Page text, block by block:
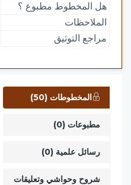
هل المخطوط مطبوع ؟
الملاحظات
مراجع التوثيق
المخطوطات (50)
مطبوعات (0)
رسائل علمية (0)
شروح وحواشي وتعليقات